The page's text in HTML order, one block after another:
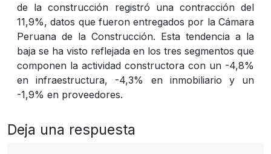
de la construcción registró una contracción del
11,9%, datos que fueron entregados por la Cámara
Peruana de la Construcción. Esta tendencia a la
baja se ha visto reflejada en los tres segmentos que
componen la actividad constructora con un -4,8%
en infraestructura, -4,3% en inmobiliario y un
-1,9% en proveedores.
Deja una respuesta